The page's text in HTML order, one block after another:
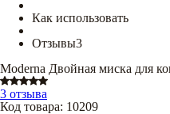
Как использовать
Отзывы3
Moderna Двойная миска для
3 отзыва
Код товара: 10209